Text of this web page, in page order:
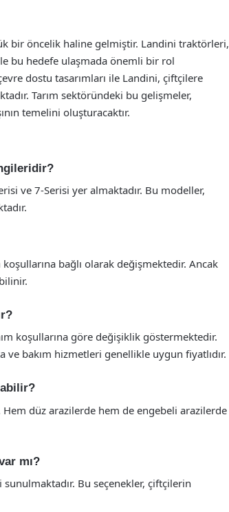
bir öncelik haline gelmiştir. Landini traktörleri,
bu hedefe ulaşmada önemli bir rol
dostu tasarımları ile Landini, çiftçilere
Tarım sektöründeki bu gelişmeler,
temelini oluşturacaktır.
ve 7-Serisi yer almaktadır. Bu modeller,
bağlı olarak değişmektedir. Ancak
koşullarına göre değişiklik göstermektedir.
ve bakım hizmetleri genellikle uygun fiyatlıdır.
düz arazilerde hem de engebeli arazilerde
mı?
Bu seçenekler, çiftçilerin